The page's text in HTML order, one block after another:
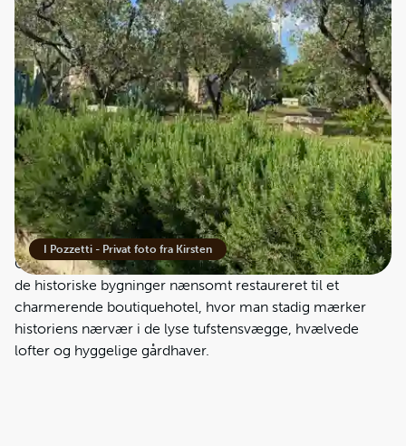
I Pozzetti - Privat foto fra Kirsten
har været livsnerven på ejendommen.
Stedet var oprindeligt familiens hjem og fungerede som
landbrug med produktion af olivenolie og grøntsager. I
løbet af det 20. århundrede, hvor landbruget ændrede sig
markant, stod mange masseriaer over for forfald. Men
familien bag I Pozzetti valgte en anden vej. De bevarede
ejendommens oprindelige karakter og åbnede den
gradvist op for gæster. På den måde blev gården
forvandlet til et charmerende hotel uden at miste sin sjæl.
Gården stod klar til at modtage gæster i 2012, og i dag er
de historiske bygninger nænsomt restaureret til et
charmerende boutiquehotel, hvor man stadig mærker
historiens nærvær i de lyse tufstensvægge, hvælvede
lofter og hyggelige gårdhaver.